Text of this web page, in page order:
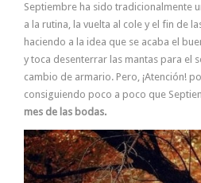
Septiembre ha sido tradicionalmente
a la rutina, la vuelta al cole y el fin de
haciendo a la idea que se acaba el
y toca desenterrar las mantas para el
cambio de armario. Pero, ¡Atención!
consiguiendo poco a poco que
mes de las bodas.